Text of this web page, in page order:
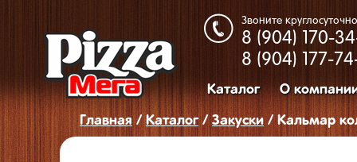
Звоните
8 (904) 170-
8 (904) 177-
Каталог О
Главная/ Каталог/ Закуcки / Кальмар